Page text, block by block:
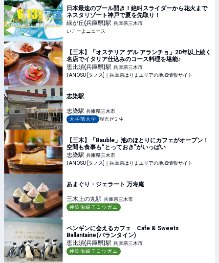
日本最速のプール開き！絶叫スライダーから花火まで
ネスタリゾート神戸で夏を先取り！
緑が丘(兵庫県)駅 兵庫県三木市
いこーよニュース
【三木】「オステリア デル アランチョ」20年以上続く
名店でイタリア仕込みのコース料理を堪能♪
恵比須(兵庫県)駅 兵庫県三木市
TANOSU [タノス]｜兵庫県はりまエリアの地域情報サイト
志染駅
志染駅 兵庫県三木市
大手前大学
観光ゼミ生
【三木】「Bauble」池のほとりにカフェがオープン！
空間も食事も“とっておき”がいっぱい
志染駅 兵庫県三木市
TANOSU [タノス]｜兵庫県はりまエリアの地域情報サイト
あまぐり・ジェラート 万寿庵
三木上の丸駅 兵庫県三木市
神鉄沿線モヨウガエ
ペンギンに会えるカフェ Cafe & Sweets
Ballantaine(バランタイン)
恵比須(兵庫県)駅 兵庫県三木市
神鉄沿線モヨウガエ